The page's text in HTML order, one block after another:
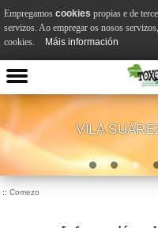
VILA
:: Comezo
Empregamos cookies propias e de
servizos. Ao empregar os nosos
cookies.
Máis información